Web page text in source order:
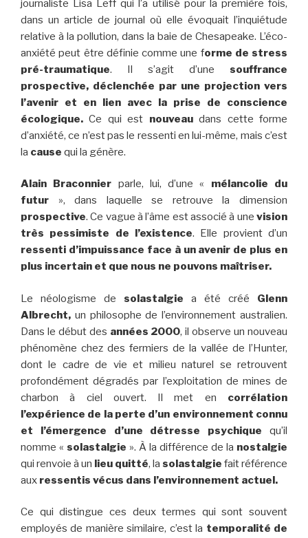
journaliste Lisa Leff qui l’a utilisé pour la première fois,
dans un article de journal où elle évoquait l’inquiétude
relative à la pollution, dans la baie de Chesapeake. L’éco-
anxiété peut être définie comme une forme de stress
pré-traumatique. Il s’agit d’une souffrance
prospective, déclenchée par une projection vers
l’avenir et en lien avec la prise de conscience
écologique.Ce qui est nouveaudans cette forme
d’anxiété, ce n’est pas le ressenti en lui-même, mais c’est
la cause qui la génère.
Alain Braconnier parle, lui, d’une « mélancolie du
futur », dans laquelle se retrouve la dimension
prospective. Ce vague à l’âme est associé à une vision
très pessimiste de l’existence. Elle provient d’un
ressenti d’impuissance face à un avenir de plus en
plus incertain et que nous ne pouvons maîtriser.
Le néologisme de solastalgie a été créé Glenn
Albrecht, un philosophe de l’environnement australien.
Dans le début des années 2000, il observe un nouveau
phénomène chez des fermiers de la vallée de l’Hunter,
dont le cadre de vie et milieu naturel se retrouvent
profondément dégradés par l’exploitation de mines de
charbon à ciel ouvert. Il met en corrélation
l’expérience de la perte d’un environnement connu
et l’émergence d’une détresse psychique qu’il
nomme « solastalgie ». À la différence de la nostalgie
qui renvoie à un lieu quitté, la solastalgie fait référence
aux ressentis vécus dans l’environnement actuel.
Ce qui distingue ces deux termes qui sont souvent
employés de manière similaire, c’est la temporalité de